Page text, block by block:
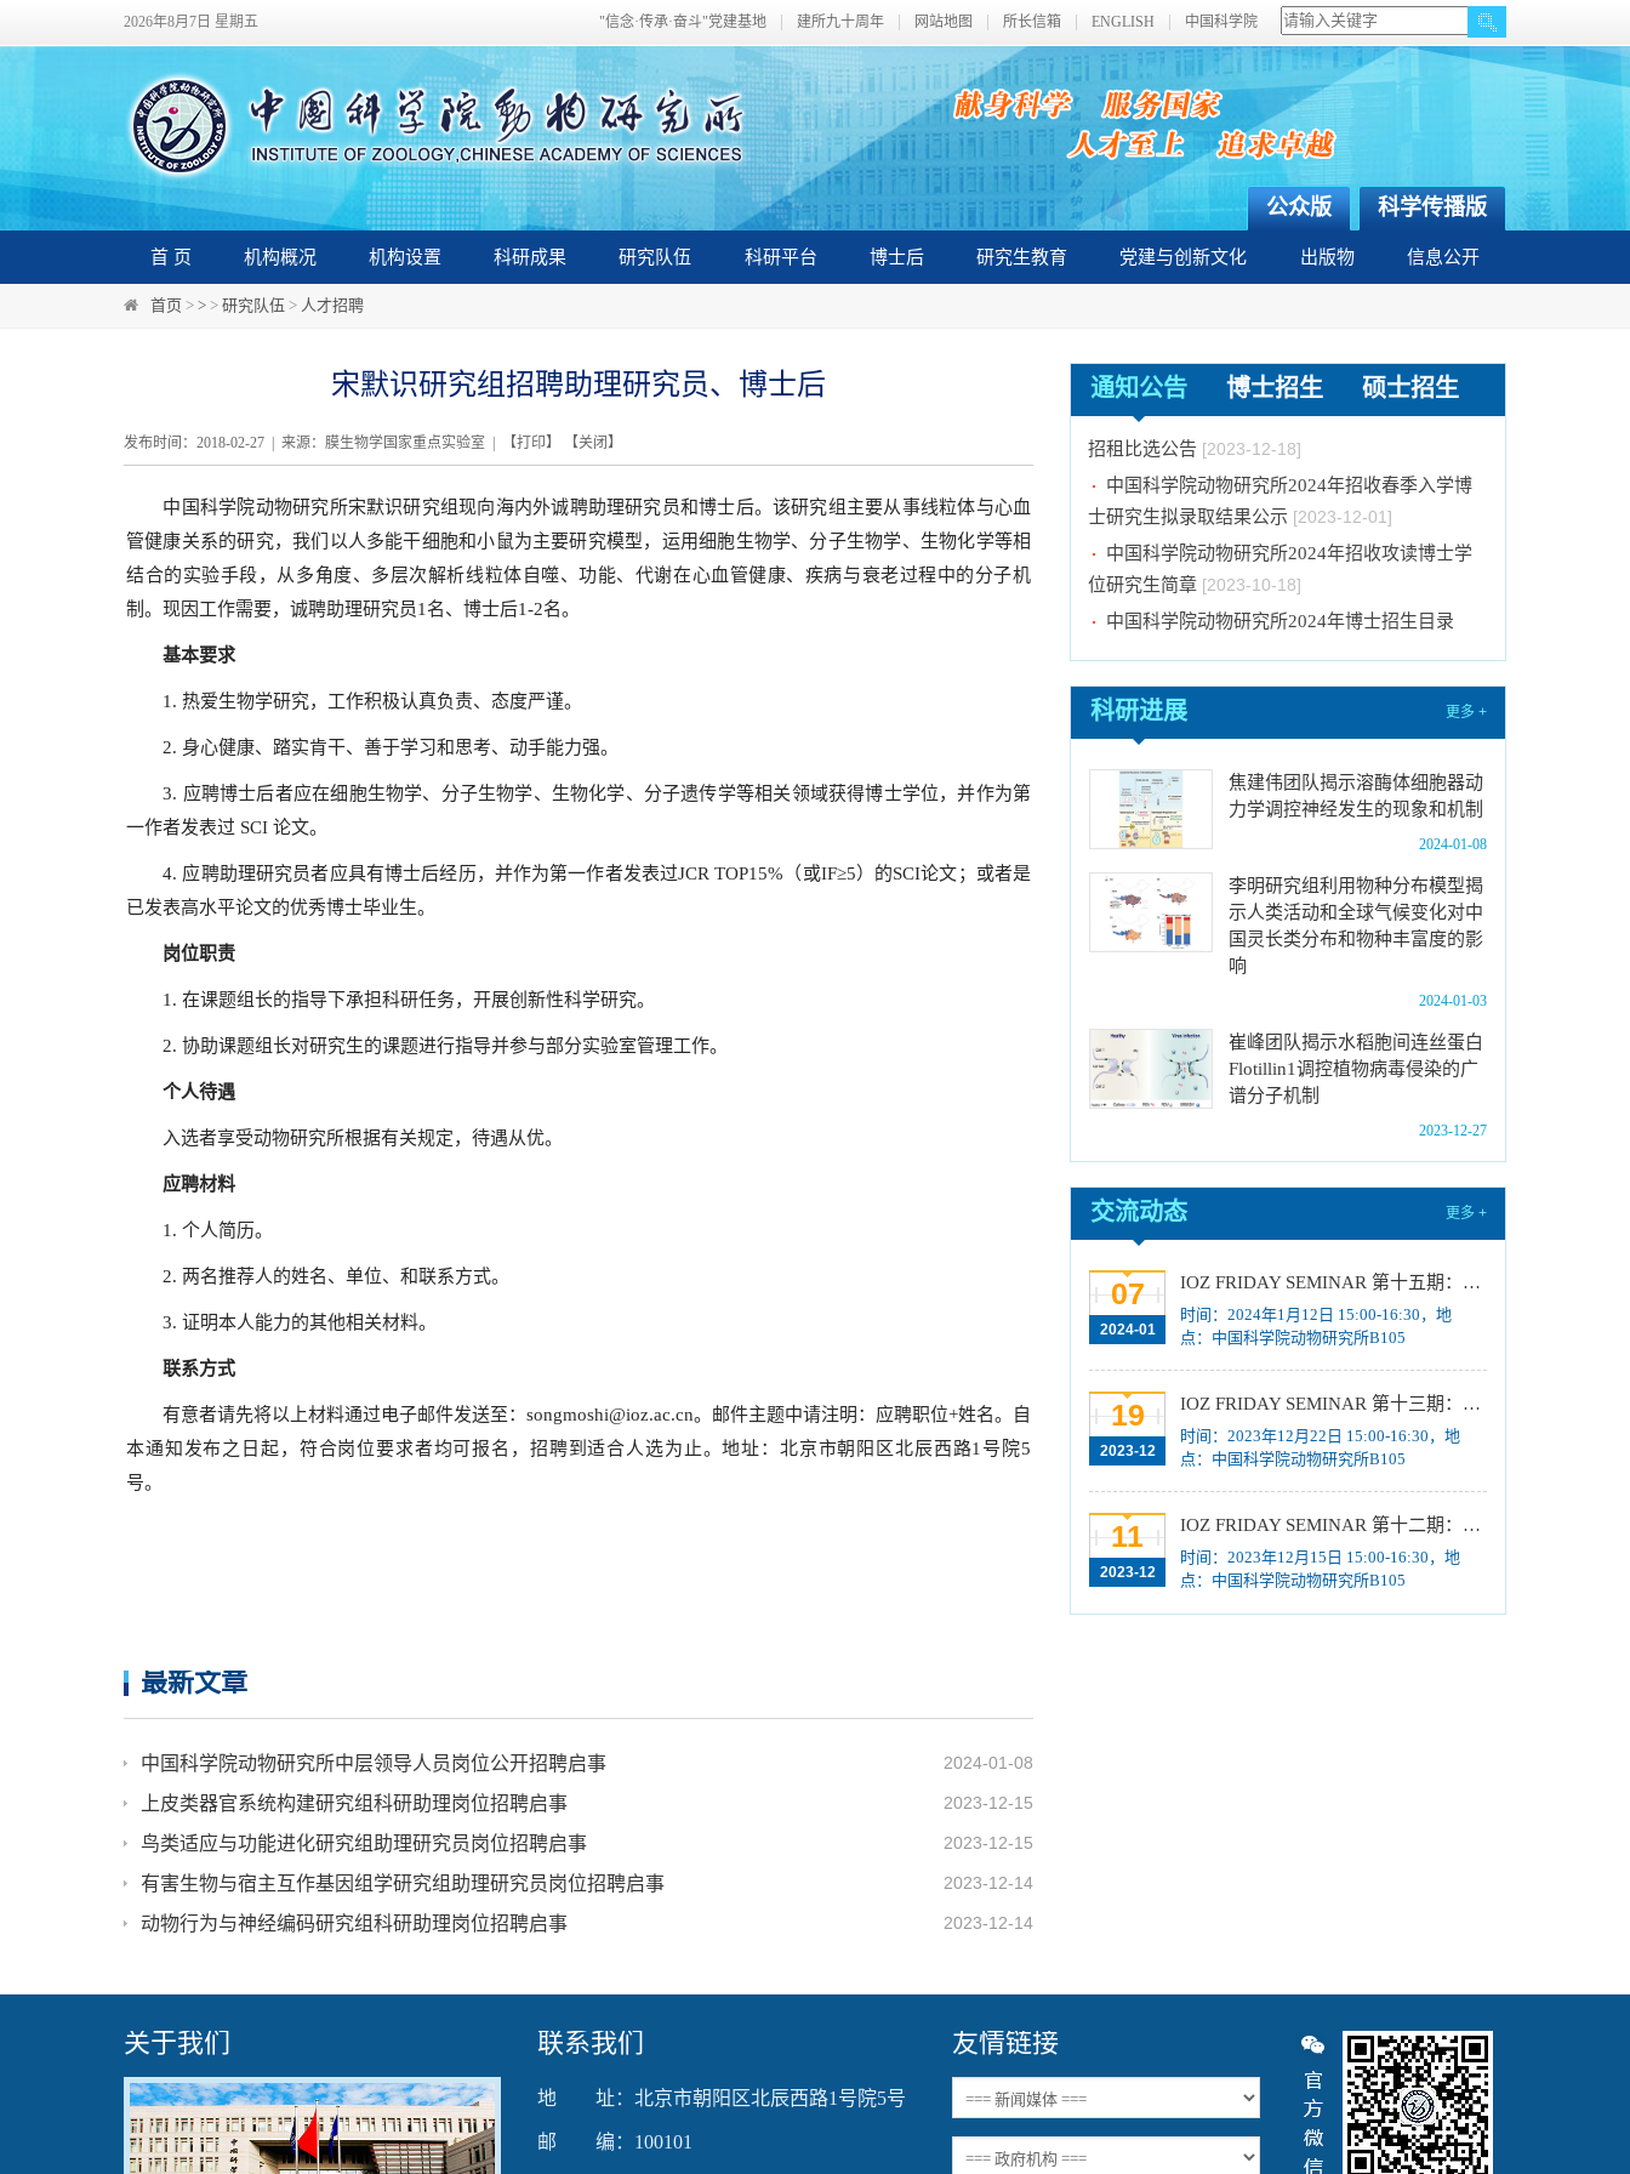
2026年8月7日 星期五 "信念·传承·奋斗"党建基地 建所九十周年 网站地图 所长信箱 ENGLISH 中国科学院
科学传播版
公众版
首 页 机构概况 机构设置 科研成果 研究队伍 科研平台 博士后 研究生教育 党建与创新文化 出版物 信息公开
首页 > > > 研究队伍 > 人才招聘
宋默识研究组招聘助理研究员、博士后
发布时间：2018-02-27 | 来源：膜生物学国家重点实验室 | 【打印】 【关闭 】
中国科学院动物研究所宋默识研究组现向海内外诚聘助理研究员和博士后。该研究组主要从事线粒体与心血
管健康关系的研究，我们以人多能干细胞和小鼠为主要研究模型，运用细胞生物学、分子生物学、生物化学等相
结合的实验手段，从多角度、多层次解析线粒体自噬、功能、代谢在心血管健康、疾病与衰老过程中的分子机
制。现因工作需要，诚聘助理研究员1 名、博士后1-2名。
基本要求
1. 热爱生物学研究，工作积极认真负责、态度严谨。
2. 身心健康、踏实肯干、善于学习和思考、动手能力强。
3. 应聘博士后者应在细胞生物学、分子生物学、生物化学、分子遗传学等相关领域获得博士学位，并作为第
一作者发表过 SCI 论文。
4. 应聘助理研究员者应具有博士后经历，并作为第一作者发表过JCR TOP15% （或IF≥5）的SCI论文；或者是
已发表高水平论文的优秀博士毕业生。
岗位职责
1. 在课题组长的指导下承担科研任务，开展创新性科学研究。
2. 协助课题组长对研究生的课题进行指导并参与部分实验室管理工作。
个人待遇
入选者享受动物研究所根据有关规定，待遇从优。
应聘材料
1. 个人简历。
2. 两名推荐人的姓名、单位、和联系方式。
3. 证明本人能力的其他相关材料。
联系方式
有意者请先将以上材料通过电子邮件发送至： songmoshi@ioz.ac.cn。邮件主题中请注明：应聘职位+姓名。自
本通知发布之日起，符合岗位要求者均可报名，招聘到适合人选为止。地址：北京市朝阳区北辰西路1 号院5
号。
最新文章
2024-01-08
中国科学院动物研究所中层领导人员岗位公开招聘启事
2023-12-15
上皮类器官系统构建研究组科研助理岗位招聘启事
2023-12-15
鸟类适应与功能进化研究组助理研究员岗位招聘启事
2023-12-14
有害生物与宿主互作基因组学研究组助理研究员岗位招聘启事
2023-12-14
动物行为与神经编码研究组科研助理岗位招聘启事
通知公告 博士招生 硕士招生
技术奖项目的公示[2024-01-03]
中国科学院动物研究所国家动物博物馆文创商店
[2023-10-18]
四批拟录取结果公示
关于2023年度中国科学院杰出科技成就奖的拟
推荐公示[2023-10-16]
中国科学院动物研究所2024年推免生放弃拟录
取资格公示[2023-10-07]
关于拟通过中国科学院提名2023年度国家科学
技术奖项目的公示[2024-01-03]
中国科学院动物研究所国家动物博物馆文创商店
[2023-12-18]
中国科学院动物研究所2024年招收春季入学博
士研究生拟录取结果公示[2023-12-01]
中国科学院动物研究所2024年招收攻读博士学
位研究生简章[2023-10-18]
2024年招收推荐免试硕士（含直博）研究生第
四批拟录取结果公示[2023-10-17]
关于2023年度中国科学院杰出科技成就奖的拟
推荐公示 [2023-10-16]
中国科学院动物研究所2024年推免生放弃拟录
取资格公示[2023-10-07]
科研进展 更多 +
焦建伟团队揭示溶酶体细胞器动
力学调控神经发生的现象和机制
2024-01-08
李明研究组利用物种分布模型揭
示人类活动和全球气候变化对中
国灵长类分布和物种丰富度的影
响
2024-01-03
崔峰团队揭示水稻胞间连丝蛋白
Flotillin1调控植物病毒侵染的广
谱分子机制
2023-12-27
交流动态 更多 +
07
2024-01
IOZ FRIDAY SEMINAR 第十五期：Neuronal diversification, specification and function in the hypothalamus、本能行为调控的嗅觉神经编码机制
时间：2024年1月12日 15:00-16:30，地
点：中国科学院动物研究所B105
19
2023-12
IOZ FRIDAY SEMINAR 第十三期：上皮类器官系统构建之组织力的协调与细胞应答解析、利用表观基因组编辑技术调控基因表达
时间：2023年12月22日 15:00-16:30，地
点：中国科学院动物研究所B105
11
2023-12
IOZ FRIDAY SEMINAR 第十二期：动物月节律和年节律的奥秘探究、功能性毛细血管网络的体外构建及应用
时间：2023年12月15日 15:00-16:30，地
点：中国科学院动物研究所B105
关于我们 联系我们
地 址：北京市朝阳区北辰西路1号院5号
邮 编：100101
友情链接